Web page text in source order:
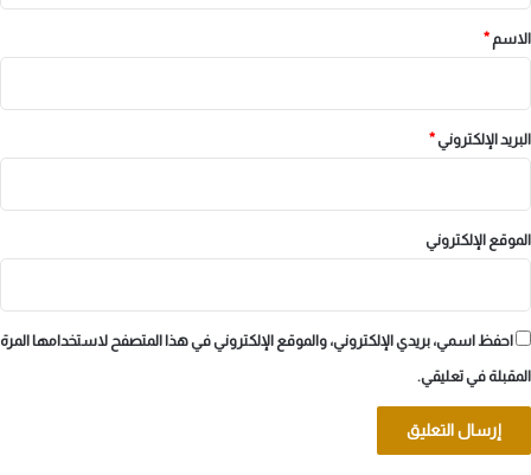
*
الاسم *
البريد الإلكتروني*
الموقع الإلكتروني
احفظ اسمي، بريدي الإلكتروني، والموقع الإلكتروني في هذا المتصفح لاستخدامها المرة
المقبلة في تعليقي.